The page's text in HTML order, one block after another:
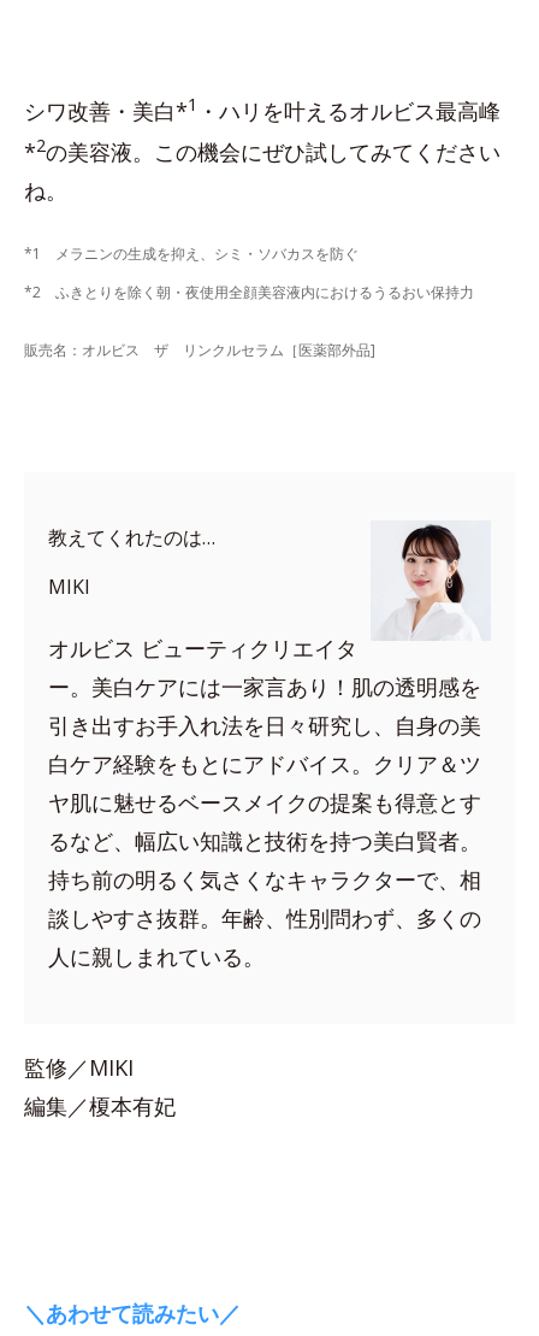
シワ改善・美白*1 ・ハリを叶えるオルビス最高峰
*2の美容液。この機会にぜひ試してみてください
ね。
*1 メラニンの生成を抑え、シミ・ソバカスを防ぐ
*2 ふきとりを除く朝・夜使用全顔美容液内におけるうるおい保持力
販売名：オルビス ザ リンクルセラム［医薬部外品]
教えてくれたのは…
MIKI
オルビス ビューティクリエイタ
ー。美白ケアには一家言あり！肌の透明感を
引き出すお手入れ法を日々研究し、自身の美
白ケア経験をもとにアドバイス。クリア＆ツ
ヤ肌に魅せるベースメイクの提案も得意とす
るなど、幅広い知識と技術を持つ美白賢者。
持ち前の明るく気さくなキャラクターで、相
談しやすさ抜群。年齢、性別問わず、多くの
人に親しまれている。
監修／MIKI
編集／榎本有妃
＼あわせて読みたい／